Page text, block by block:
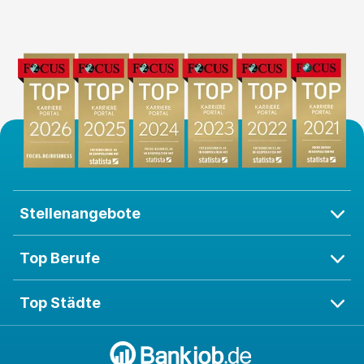
Main. Bewerben Sie sich jetzt und werden Sie Teil
unseres erfolgreichen Teams!
Stellenangebote
Top Berufe
Top Städte